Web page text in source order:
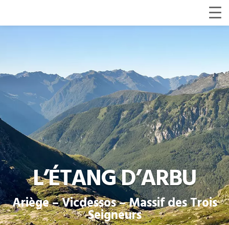
L’ÉTANG D’ARBU
Ariège – Vicdessos – Massif des Trois
Seigneurs